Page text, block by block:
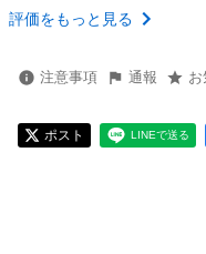
評価をもっと見る
注意事項 通報
ポスト LINEで送る